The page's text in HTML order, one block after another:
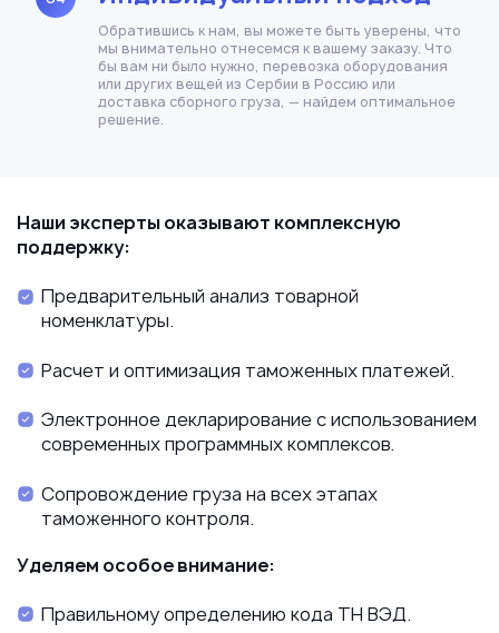
Обратившись к нам, вы можете быть уверены, что
мы внимательно отнесемся к вашему заказу. Что
бы вам ни было нужно, перевозка оборудования
или других вещей из Сербии в Россию или
доставка сборного груза, — найдем оптимальное
решение.
Наши эксперты оказывают комплексную
поддержку:
Предварительный анализ товарной
номенклатуры.
Расчет и оптимизация таможенных платежей.
Электронное декларирование с использованием
современных программных комплексов.
Сопровождение груза на всех этапах
таможенного контроля.
Уделяем особое внимание:
Правильному определению кода ТН ВЭД.